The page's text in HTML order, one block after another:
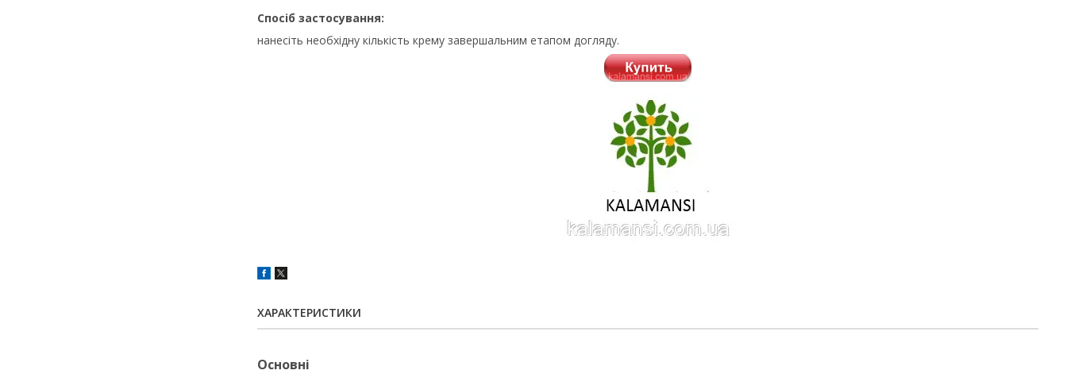
Спосіб застосування:
нанесіть необхідну кількість крему завершальним етапом догляду.
ХАРАКТЕРИСТИКИ
Основні